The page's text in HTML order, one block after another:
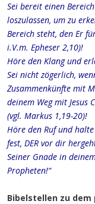
Sei bereit einen
loszulassen, um zu
Bereich steht, den Er
i.V.m. Epheser 2,10)!
Höre den Klang und
Sei nicht zögerlich,
Zusammenkünfte mit
deinem Weg mit Jesus
(vgl. Markus 1,19-20)!
Höre den Ruf und
fest, DER vor dir
Seiner Gnade in
Propheten!“
Bibelstellen zu dem